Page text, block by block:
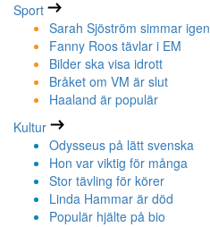
Sport
Sarah Sjöström simmar igen
Fanny Roos tävlar i EM
Bilder ska visa idrott
Bråket om VM är slut
Haaland är populär
Kultur
Odysseus på lätt svenska
Hon var viktig för många
Stor tävling för körer
Linda Hammar är död
Populär hjälte på bio